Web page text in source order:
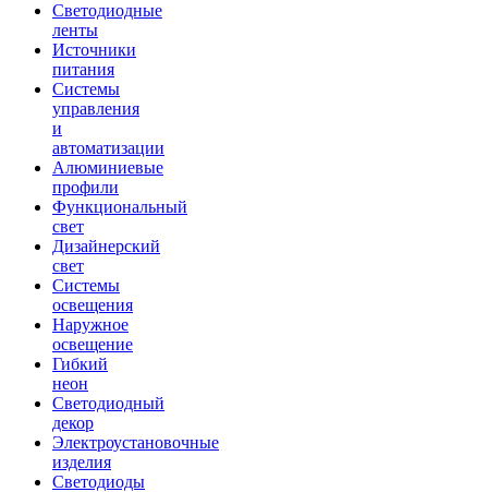
Светодиодные
ленты
Источники
питания
Системы
управления
и
автоматизации
Алюминиевые
профили
Функциональный
свет
Дизайнерский
свет
Системы
освещения
Наружное
освещение
Гибкий
неон
Светодиодный
декор
Электроустановочные
изделия
Светодиоды